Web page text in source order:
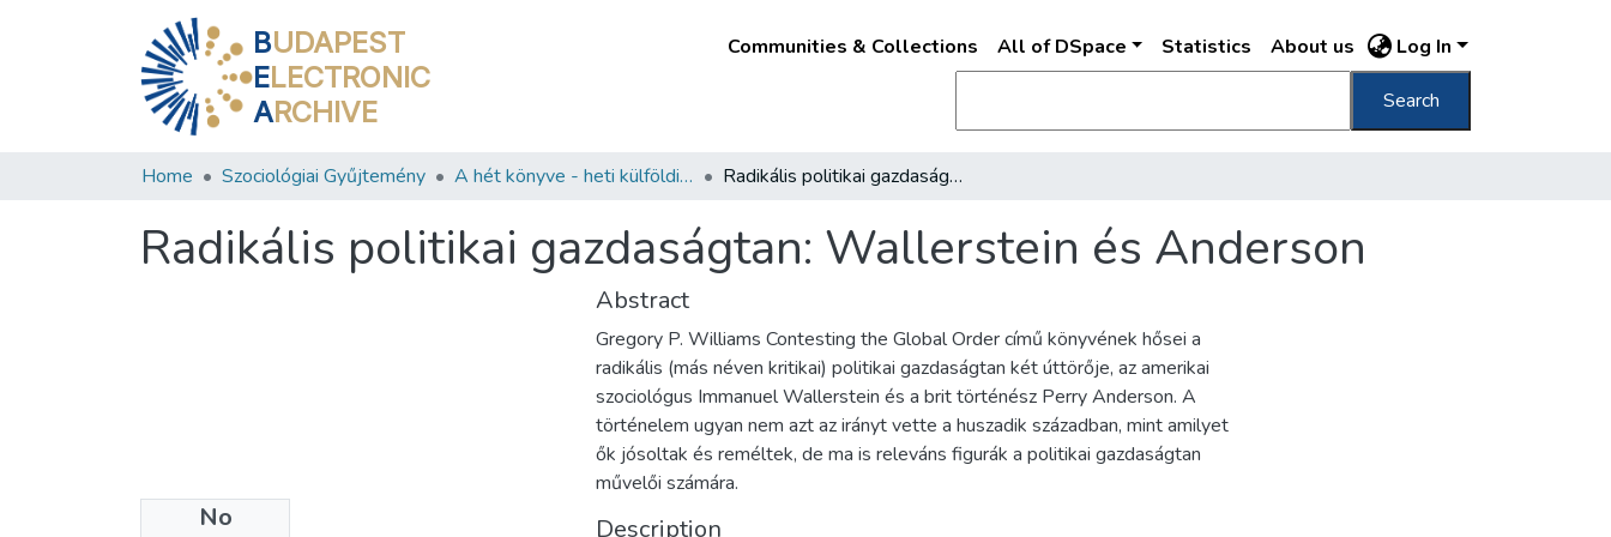
BUDAPEST
ELECTRONIC
ARCHIVE
Communities & Collections All of DSpace Statistics About us Log In
Search
Home Szociológiai Gyűjtemény A hét könyve - heti külföldi szakirodalmi ajánló Radikális politikai gazdaságtan: Wallerstein és Anderson
Radikális politikai gazdaságtan: Wallerstein és Anderson
No
Abstract
Gregory P. Williams Contesting the Global Order című könyvének hősei a
radikális (más néven kritikai) politikai gazdaságtan két úttörője, az amerikai
szociológus Immanuel Wallerstein és a brit történész Perry Anderson. A
történelem ugyan nem azt az irányt vette a huszadik században, mint amilyet
ők jósoltak és reméltek, de ma is releváns figurák a politikai gazdaságtan
művelői számára.
Description